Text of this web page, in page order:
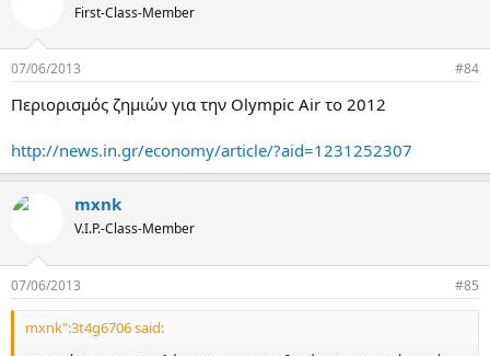
First-Class-Member
07/06/2013 #84
Περιορισμός ζημιών για την Olympic Air το 2012
http://news.in.gr/economy/article/?aid=1231252307
mxnk
V.I.P.-Class-Member
07/06/2013 #85
mxnk":3t4g6706 said: